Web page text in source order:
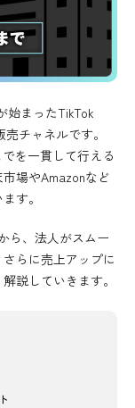
始まったTikTok
チャネルです。
を一貫して行える
場やAmazonなど
す。
ら、法人がスムー
らに売上アップに
説していきます。